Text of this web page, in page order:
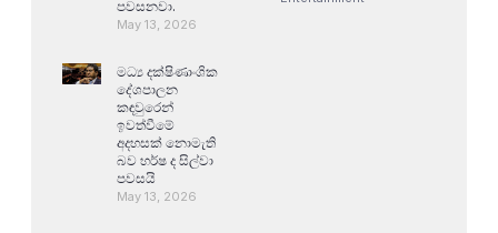
පවසනවා.
May 13, 2026
මධ්‍ය දක්ෂිණාංශික
දේශපාලන
කඳවුරෙන්
ඉවත්වීමේ
අදහසක් නොමැති
බව හර්ෂ ද සිල්වා
පවසයි
May 13, 2026